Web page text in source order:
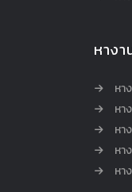
หาง
หา
หา
หา
หา
หา